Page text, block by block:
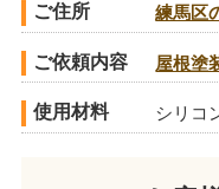
ご住所 練馬区
ご依頼内容 屋根塗
使用材料 シリコ